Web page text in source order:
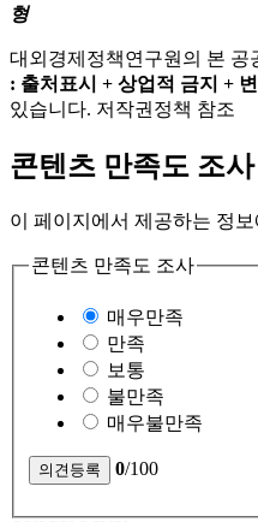
형
대외경제정책연구원의 본 공
: 출처표시 + 상업적 금지 +
있습니다. 저작권정책 참조
콘텐츠 만족도 조사
이 페이지에서 제공하는 정
콘텐츠 만족도 조사
매우만족
만족
보통
불만족
매우불만족
0/100